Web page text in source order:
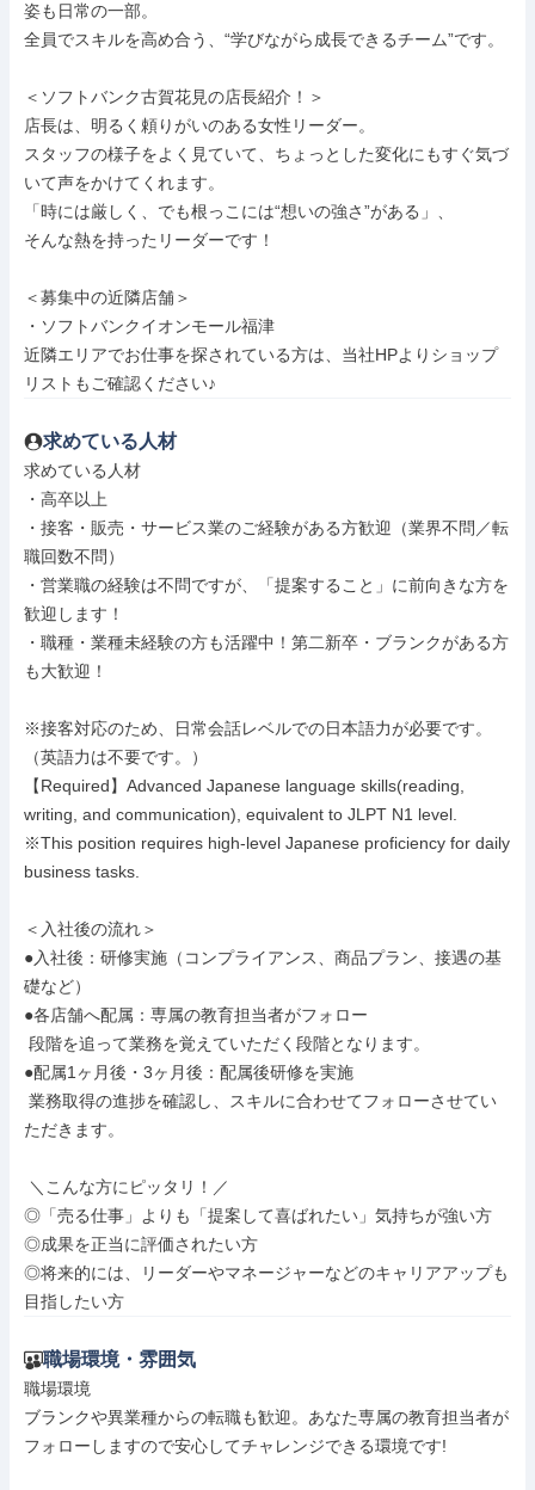
姿も日常の一部。
全員でスキルを高め合う、“学びながら成長できるチーム”です。
＜ソフトバンク古賀花見の店長紹介！＞
店長は、明るく頼りがいのある女性リーダー。
スタッフの様子をよく見ていて、ちょっとした変化にもすぐ気づ
いて声をかけてくれます。
「時には厳しく、でも根っこには“想いの強さ”がある」、
そんな熱を持ったリーダーです！
＜募集中の近隣店舗＞
・ソフトバンクイオンモール福津
近隣エリアでお仕事を探されている方は、当社HPよりショップ
リストもご確認ください♪
求めている人材
求めている人材
・高卒以上
・接客・販売・サービス業のご経験がある方歓迎（業界不問／転
職回数不問）
・営業職の経験は不問ですが、「提案すること」に前向きな方を
歓迎します！
・職種・業種未経験の方も活躍中！第二新卒・ブランクがある方
も大歓迎！
※接客対応のため、日常会話レベルでの日本語力が必要です。
（英語力は不要です。）
【Required】Advanced Japanese language skills(reading,
writing, and communication), equivalent to JLPT N1 level.
※This position requires high-level Japanese proficiency for daily
business tasks.
＜入社後の流れ＞
●入社後：研修実施（コンプライアンス、商品プラン、接遇の基
礎など）
●各店舗へ配属：専属の教育担当者がフォロー
●配属1ヶ月後・3ヶ月後：配属後研修を実施
ただきます。
◎「売る仕事」よりも「提案して喜ばれたい」気持ちが強い方
◎成果を正当に評価されたい方
◎将来的には、リーダーやマネージャーなどのキャリアアップも
目指したい方
職場環境・雰囲気
職場環境
ブランクや異業種からの転職も歓迎。あなた専属の教育担当者が
フォローしますので安心してチャレンジできる環境です!